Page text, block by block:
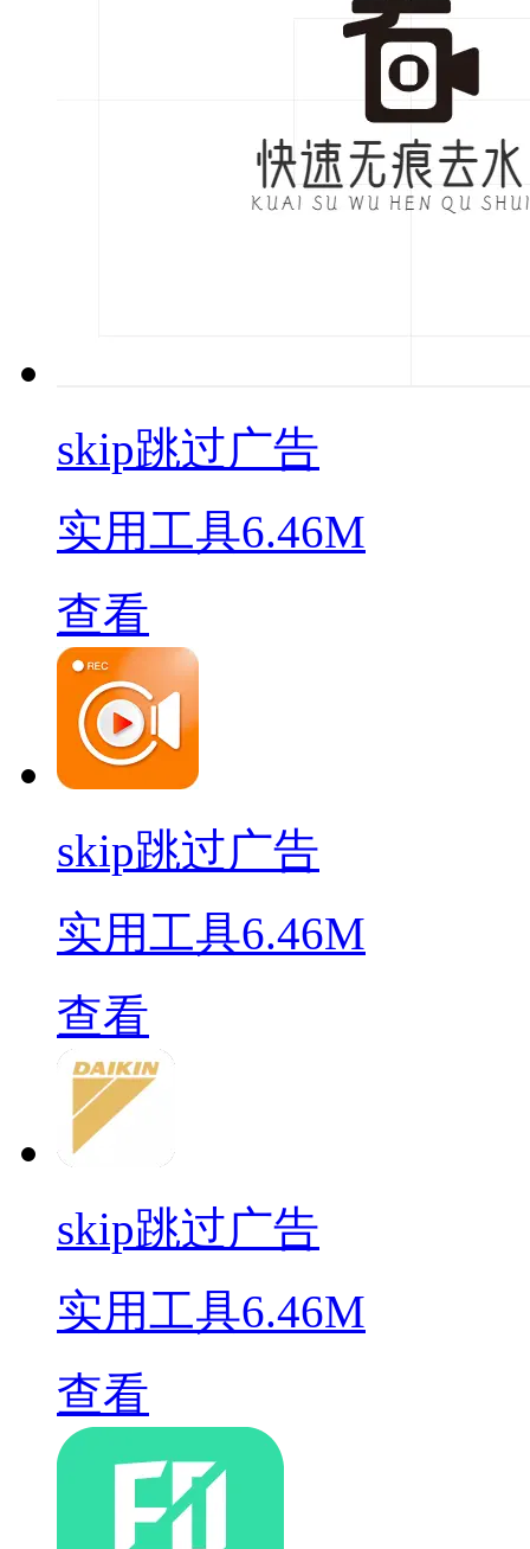
skip跳过广告
实用工具6.46M
查看
skip跳过广告
实用工具6.46M
查看
skip跳过广告
实用工具6.46M
查看